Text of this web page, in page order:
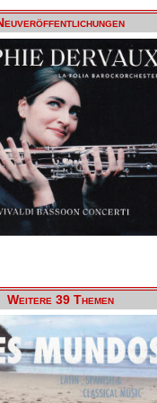
Weitere 39 Themen